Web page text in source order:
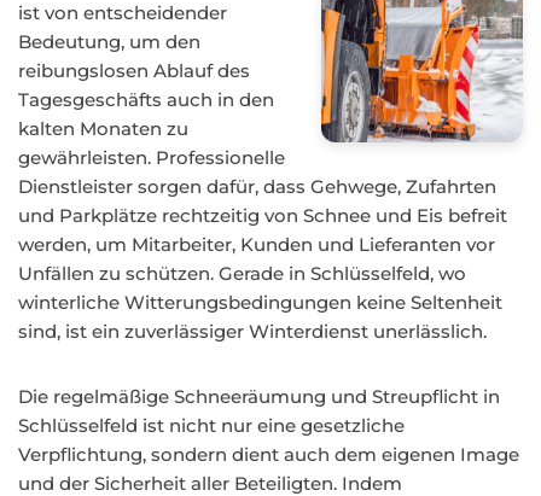
ist von entscheidender
Bedeutung, um den
reibungslosen Ablauf des
Tagesgeschäfts auch in den
kalten Monaten zu
gewährleisten. Professionelle
Dienstleister sorgen dafür, dass Gehwege, Zufahrten
und Parkplätze rechtzeitig von Schnee und Eis befreit
werden, um Mitarbeiter, Kunden und Lieferanten vor
Unfällen zu schützen. Gerade in Schlüsselfeld, wo
winterliche Witterungsbedingungen keine Seltenheit
sind, ist ein zuverlässiger Winterdienst unerlässlich.
Die regelmäßige Schneeräumung und Streupflicht in
Schlüsselfeld ist nicht nur eine gesetzliche
Verpflichtung, sondern dient auch dem eigenen Image
und der Sicherheit aller Beteiligten. Indem